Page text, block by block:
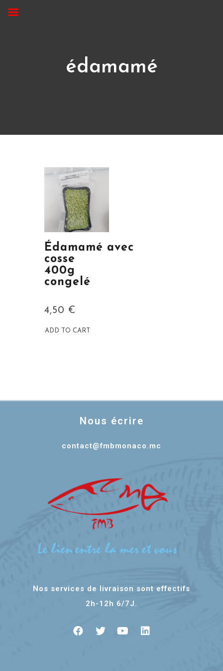
édamamé
Édamamé avec
cosse
400g
congelé
4,50 €
ADD TO CART
Nous écrire
contact@fmbmonaco.mc
Nos services de livraison sont effectifs
2h-12h 6/7J.